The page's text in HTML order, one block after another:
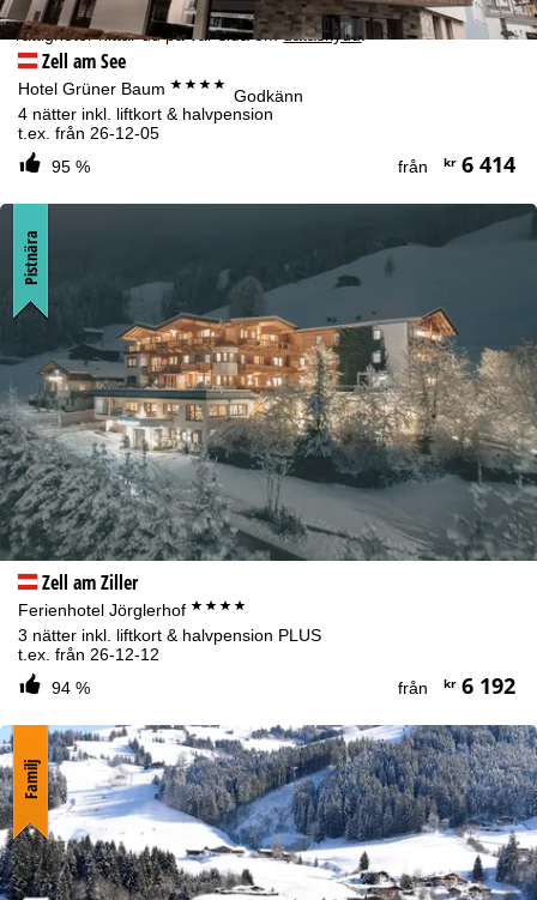
rättslig information. Information om hur data behandlas och dina
rättigheter hittar du på vår sida omdataskydd.
Godkänn
Zell am See
Hotel Grüner Baum ****
4 nätter inkl. liftkort & halvpension
t.ex. från 26-12-05
95 %
från kr6 414
Zell am Ziller
Ferienhotel Jörglerhof ****
3 nätter inkl. liftkort & halvpension PLUS
t.ex. från 26-12-12
94 %
från kr6 192
Pistnära
Familj